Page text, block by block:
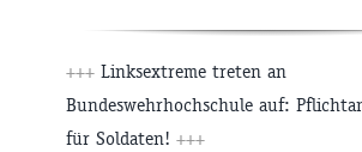
+++ Linksextreme treten an
Bundeswehrhochschule auf:
für Soldaten! +++